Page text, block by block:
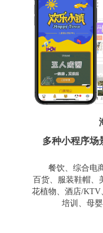
多种小程序场
餐饮、综合电
百货、服装鞋帽、
花植物、酒店/KTV
培训、母